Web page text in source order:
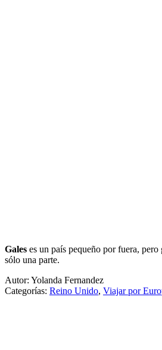
Gales es un país pequeño por fuera, pero
sólo una parte.
Autor: Yolanda Fernandez
Categorías: Reino Unido, Viajar por